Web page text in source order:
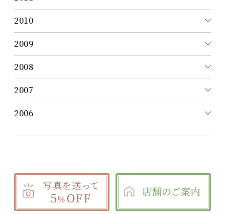
2010
2009
2008
2007
2006